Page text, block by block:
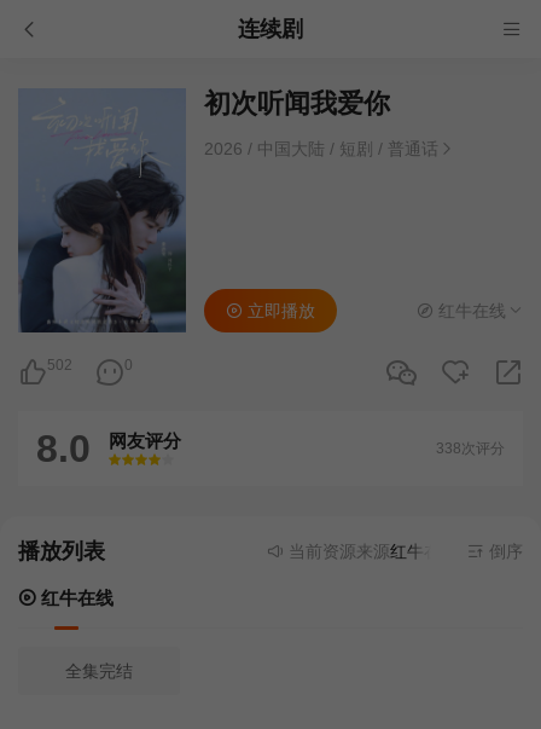
连续剧
初次听闻我爱你
2026 / 中国大陆 / 短剧 / 普通话
502 0
立即播放 红牛在线
8.0 网友评分
很差
较差还行推荐力荐
338次评分
播放列表 当前资源来源红牛在线 - 无需安装
倒序
红牛在线
全集完结